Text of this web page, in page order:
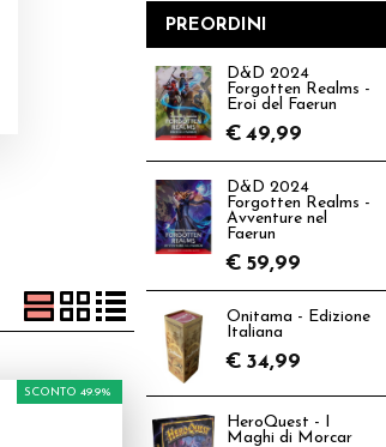
SCONTO 49.9%
PREORDINI
D&D 2024
Forgotten Realms -
Eroi del Faerun
€ 49,99
D&D 2024
Forgotten Realms -
Avventure nel
Faerun
€ 59,99
Onitama - Edizione
Italiana
€ 34,99
HeroQuest - I
Maghi di Morcar